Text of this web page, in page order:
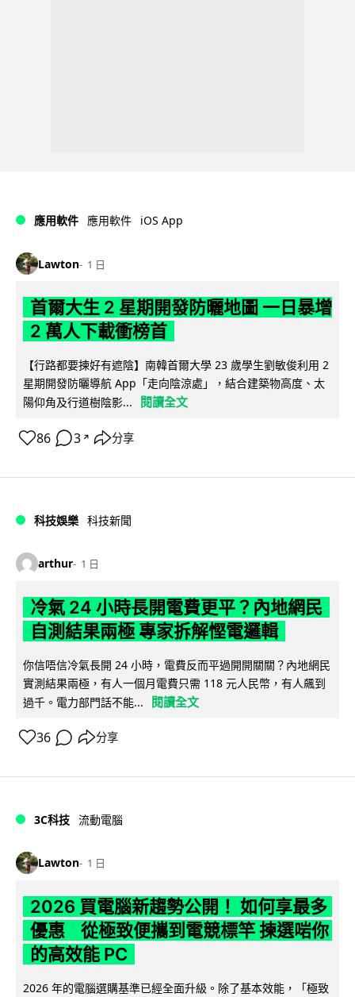
應用軟件 應用軟件 iOS App
Lawton 1 日
首爾大生 2 星期開發防曬地圖 一日暴增
2 萬人下載衝榜首
【行路都要揀好有遮陰】南韓首爾大學 23 歲學生劉敏俊利用 2
星期開發防曬導航 App「走向陰涼處」，結合建築物高度、太
陽仰角及行道樹陰影...
閱讀全文
86 3 ↗ 分享
科技娛樂 科技新聞
arthur 1 日
冷氣 24 小時長開電費更平？內地網民
自測結果兩極 專家拆解慳電邏輯
你信唔信冷氣長開 24 小時，電費反而平過開開關關？內地網民
實測結果兩極，有人一個月電費只需 118 元人民幣，有人飆到
過千。電力部門話不能...
閱讀全文
36 分享
3C科技 流動電腦
Lawton 1 日
2026 買電腦新趨勢公開！ 如何享最多
優惠 從極致便攜到電競標竿 揀選啱你
的高效能 PC
2026 年的電腦選購基準已經全面升級。除了基本效能，「極致